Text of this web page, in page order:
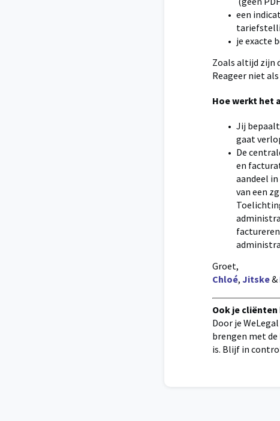
een
je exacte
Zoals altijd zijn
Reageer niet
Hoe werkt het
Jij
gaat
De
en
aandeel
van een
Groet,
Chloé, Jitske&
Ook je cliënten
Door je
brengen met
is. Blijf in